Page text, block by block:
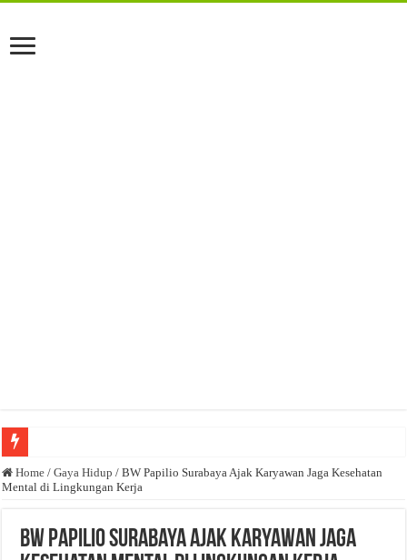
Anda butuh promosi usaha? Kontak ke Email redaksi@bisnisnasional.com
Dibutuhkan Marketing. Lamaran di-email ke redaksi@bisnisnasional.com
Home / Gaya Hidup / BW Papilio Surabaya Ajak Karyawan Jaga Kesehatan
Mental di Lingkungan Kerja
BW Papilio Surabaya Ajak Karyawan Jaga